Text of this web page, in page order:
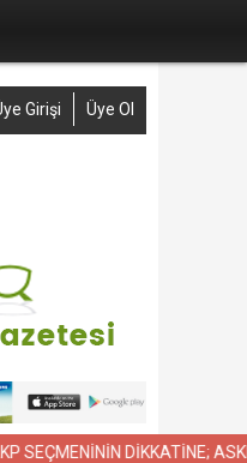
Girişi Üye Ol
DİKKATİNE; ASKER